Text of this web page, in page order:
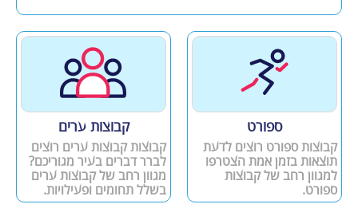
ספורט
קבוצות ספורט רוצים לדעת
תוצאות בזמן אמת הצטרפו
למגוון רחב של קבוצות
ספורט.
קבוצות ערים
קבוצות קבוצות ערים רוצים
לברר דברים בעיר מגוריכם?
מגוון רחב של קבוצות ערים
בשלל תחומים ופעילויות.